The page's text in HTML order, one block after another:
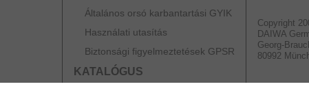
Általános orsó karbantartási GYIK
Használati utasítás
Biztonsági figyelmeztetések GPSR
KATALÓGUS
Copyright
DAIWA
Georg-
80992